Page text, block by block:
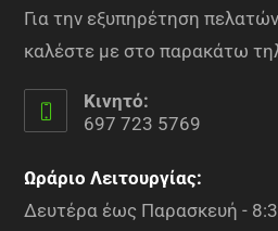
Για την εξυπηρέτηση
καλέστε με στο παρακάτω
Κινητό:
697 723 5769
Ωράριο Λειτουργίας:
Δευτέρα έως Παρασκευή -